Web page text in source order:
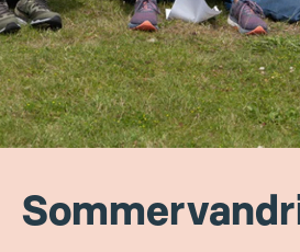
Sommervandring er en
vandreture, fællesskab og
skabes der en perfekt balance